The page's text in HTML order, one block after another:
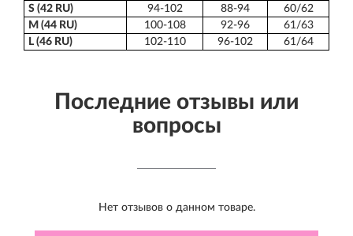
S (42 RU)
94-102 88-94
60/62
M (44 RU)
100-108 92-96
61/63
L (46 RU)
102-110 96-102 61/64
Последние отзывы или
вопросы
Нет отзывов о данном товаре.